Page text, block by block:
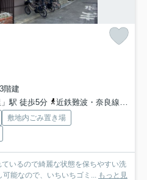
階建
駅 徒歩5分
近鉄難波・奈良線「河内小阪」駅 徒歩10分
敷地内ごみ置き場
いるので綺麗な状態を保ちやすい洗
能なので、いちいちゴミ... もっと見